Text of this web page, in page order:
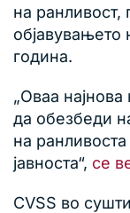
на
објавувањето
година.
„Оваа најнова
да обезбеди
на ранливоста
јавноста“, се
CVSS во